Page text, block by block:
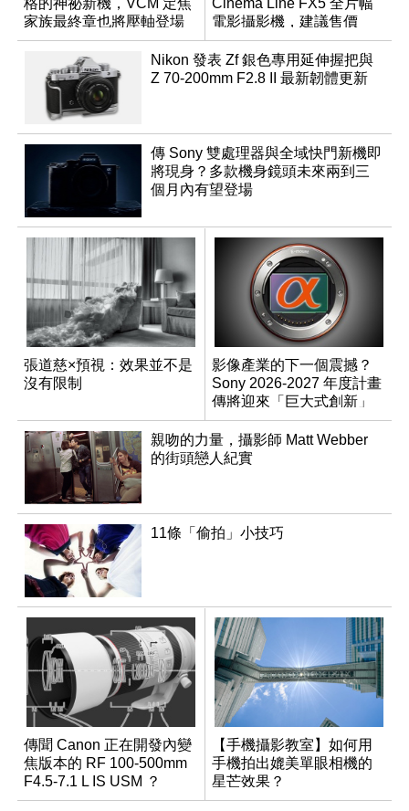
格的神祕新機，VCM 定焦
家族最終章也將壓軸登場
Cinema Line FX5 全片幅
電影攝影機，建議售價
NT$144,980
Nikon 發表 Zf 銀色專用延伸握把與
Z 70-200mm F2.8 II 最新韌體更新
傳 Sony 雙處理器與全域快門新機即
將現身？多款機身鏡頭未來兩到三
個月內有望登場
張道慈×預視：效果並不是
沒有限制
影像產業的下一個震撼？
Sony 2026-2027 年度計畫
傳將迎來「巨大式創新」
親吻的力量，攝影師 Matt Webber
的街頭戀人紀實
11條「偷拍」小技巧
傳聞 Canon 正在開發內變
焦版本的 RF 100-500mm
F4.5-7.1 L IS USM ？
【手機攝影教室】如何用
手機拍出媲美單眼相機的
星芒效果？